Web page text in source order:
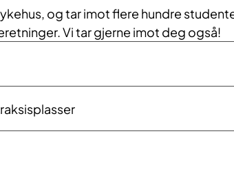
og tar imot flere hundre
Vi tar gjerne imot deg også!